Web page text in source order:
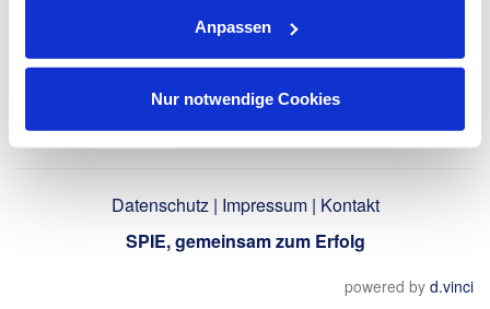
Anpassen
Nur notwendige Cookies
Datenschutz| Impressum| Kontakt
SPIE, gemeinsam zum Erfolg
powered by d.vinci